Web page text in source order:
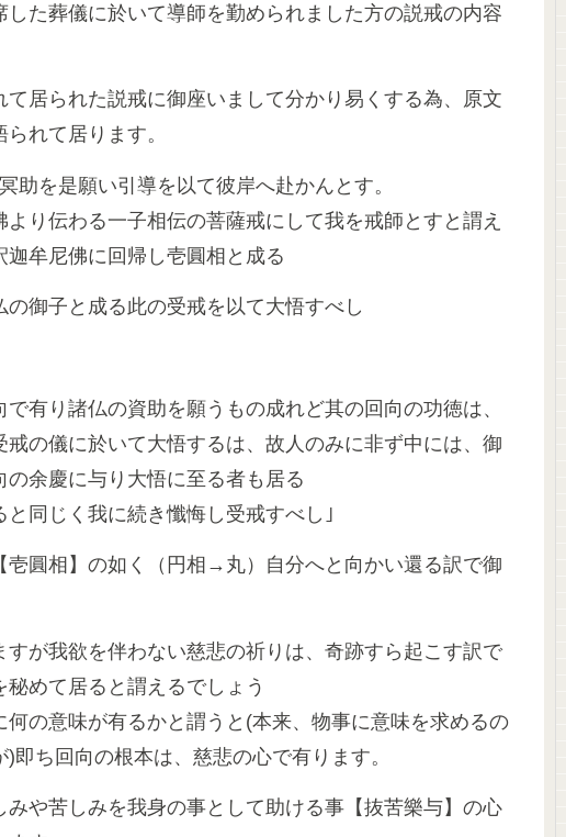
た葬儀に於いて導師を勤められました方の説戒の内容
居られた説戒に御座いまして分かり易くする為、原文
れて居ります。
助を是願い引導を以て彼岸へ赴かんとす。
り伝わる一子相伝の菩薩戒にして我を戒師とすと謂え
牟尼佛に回帰し壱圓相と成る
御子と成る此の受戒を以て大悟すべし
有り諸仏の資助を願うもの成れど其の回向の功徳は、
の儀に於いて大悟するは、故人のみに非ず中には、御
余慶に与り大悟に至る者も居る
同じく我に続き懺悔し受戒すべし｣
壱圓相】の如く（円相→丸）自分へと向かい還る訳で御
が我欲を伴わない慈悲の祈りは、奇跡すら起こす訳で
めて居ると謂えるでしょう
の意味が有るかと謂うと(本来、物事に意味を求めるの
ち回向の根本は、慈悲の心で有ります。
や苦しみを我身の事として助ける事【抜苦樂与】の心